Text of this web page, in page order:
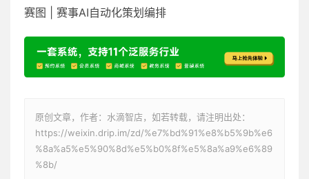
赛图 | 赛事AI自动化策划编排
原创文章，作者：水滴智店，如若转载，请注明出处：
https://weixin.drip.im/zd/%e7%bd%91%e8%b5%9b%e6
%8a%a5%e5%90%8d%e5%b0%8f%e5%8a%a9%e6%89
%8b/